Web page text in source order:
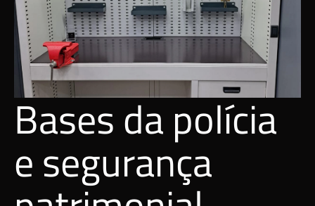
Bases da polícia
e segurança